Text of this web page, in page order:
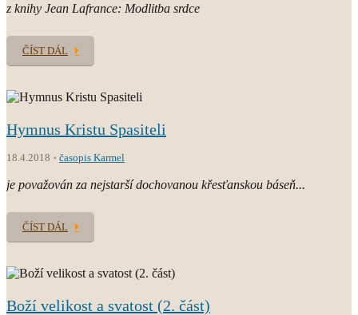
z knihy Jean Lafrance: Modlitba srdce
ČÍST DÁL
Hymnus Kristu Spasiteli
18.4.2018 časopis Karmel
je považován za nejstarší dochovanou křesťanskou báseň...
ČÍST DÁL
Boží velikost a svatost (2. část)